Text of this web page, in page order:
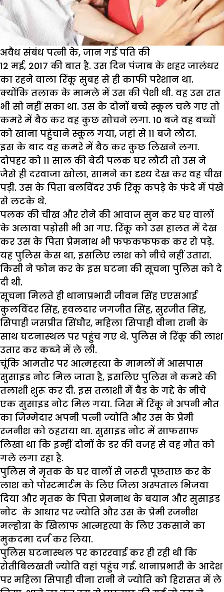
अवैध संबंध पत्नी के, जान गई पति की
12 मई, 2017 की बात है. उस दिन पंजाब के शहर जालंधर
का रहने वाला रिंकू सुबह से ही काफी परेशान था.
क्योंकि तलाक के मामले में उस की पेशी थी. वह उस रात
भी सो नहीं सका था. उस के दोनों बच्चे स्कूल चले गए तो
कमरे में बैठ कर वह कुछ सोचने लगा. 10 बजे वह बच्चों
को खाना पहुंचाने स्कूल गया, जहां से 11 बजे लौटा.
इस के बाद वह कमरे में बैठ कर कुछ लिखने लगा.
दोपहर को 11 साल की बेटी पलक घर लौटी तो उस ने
जैसे ही दरवाजा खोला, सामने का दृश्य देख कर वह चीख
पड़ी. उस के पिता बलविंदर उर्फ रिंकू कपड़े के फंदे में पंखे
से लटके थे.
पलक की चीख और रोने की आवाज सुन कर घर वालों
के अलावा पड़ोसी भी आ गए. रिंकू को उस हालत में देख
कर उस के पिता प्रेमनाथ भी फफकफफक कर रो पड़े.
यह पुलिस केस था, इसलिए लाश को नीचे नहीं उतारा.
किसी ने फोन कर के इस घटना की सूचना पुलिस को दे
दी थी.
सूचना मिलते ही थानाप्रभारी जीवन सिंह एएसआई
कुलविंदर सिंह, हवलदार जगजीत सिंह, सुरजीत सिंह,
सिपाही जसप्रीत सिंघौर, महिला सिपाही वीना रानी के
साथ घटनास्थल पर पहुंच गए थे. पुलिस ने रिंकू की लाश
उतार कर कब्जे में ले ली.
चूंकि आमतौर पर आत्महत्या के मामलों में आसपास
सुसाइड नोट मिल जाता है, इसलिए पुलिस ने कमरे की
तलाशी शुरू कर दी. इस तलाशी में बैड के गद्दे के नीचे
एक सुसाइड नोट मिल गया. जिस में रिंकू ने अपनी मौत
का जिम्मेदार अपनी पत्नी ज्योति और उस के प्रेमी
रजनीश को ठहराया था. सुसाइड नोट में साफसाफ
लिखा था कि इन्हीं दोनों के डर की वजह से वह मौत को
गले लगा रहा है.
पुलिस ने मृतक के घर वालों से जरूरी पूछताछ कर के
लाश को पोस्टमार्टम के लिए जिला अस्पताल भिजवा
दिया और मृतक के पिता प्रेमनाथ के बयान और सुसाइड
नोट के आधार पर ज्योति और उस के प्रेमी रजनीश
मल्होत्रा के खिलाफ आत्महत्या के लिए उकसाने का
मुकदमा दर्ज कर लिया.
पुलिस घटनास्थल पर काररवाई कर ही रही थी कि
रोतीबिलखती ज्योति वहां पहुंच गई. थानाप्रभारी के आदेश
पर महिला सिपाही वीना रानी ने ज्योति को हिरासत में ले